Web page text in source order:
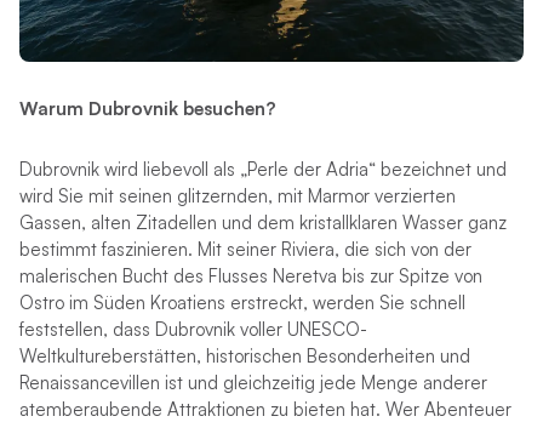
Warum Dubrovnik besuchen?
Dubrovnik wird liebevoll als „Perle der Adria“ bezeichnet und
wird Sie mit seinen glitzernden, mit Marmor verzierten
Gassen, alten Zitadellen und dem kristallklaren Wasser ganz
bestimmt faszinieren. Mit seiner Riviera, die sich von der
malerischen Bucht des Flusses Neretva bis zur Spitze von
Ostro im Süden Kroatiens erstreckt, werden Sie schnell
feststellen, dass Dubrovnik voller UNESCO-
Weltkultureberstätten, historischen Besonderheiten und
Renaissancevillen ist und gleichzeitig jede Menge anderer
atemberaubende Attraktionen zu bieten hat. Wer Abenteuer